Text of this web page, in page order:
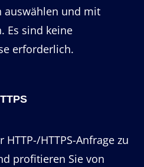
auswählen und mit
Es sind keine
erforderlich.
HTTPS-Anfrage zu
profitieren Sie von